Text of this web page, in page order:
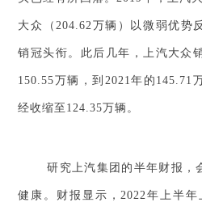
大众（204.62万辆）以微弱优势
销冠头衔。此后几年，上汽大众
150.55万辆，到2021年的145.71
经收缩至124.35万辆。
研究上汽集团的半年财报，
健康。财报显示，2022年上半